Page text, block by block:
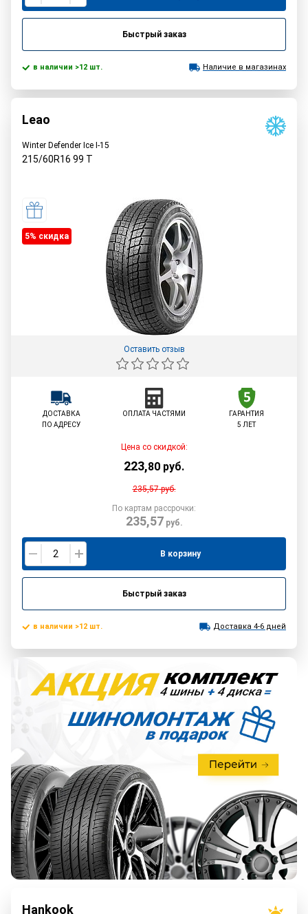
Быстрый заказ
в наличии >12 шт. Наличие в магазинах
Leao
Winter Defender Ice I-15
215/60R16 99 T
5% cкидка
Оставить отзыв
ДОСТАВКА
ПО АДРЕСУ
ОПЛАТА ЧАСТЯМИ
ГАРАНТИЯ
5 ЛЕТ
Цена со скидкой:
223,80 руб.
235,57руб.
По картам рассрочки:
235,57 руб.
В корзину
Быстрый заказ
в наличии >12 шт. Доставка 4-6 дней
Hankook